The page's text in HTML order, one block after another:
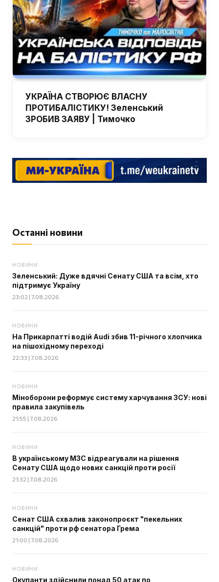
УКРАЇНА СТВОРЮЄ ВЛАСНУ
ПРОТИБАЛІСТИКУ! Зеленський
ЗРОБИВ ЗАЯВУ | Тимочко
Останні новини
НОВИНИ
Зеленський: Дуже вдячні Сенату США та всім, хто
підтримує Україну
23:02 | 7.08.2026
НОВИНИ
На Прикарпатті водій Audi збив 11-річного хлопчика
на пішохідному переході
22:33 | 7.08.2026
НОВИНИ
Міноборони реформує систему харчування ЗСУ: нові
правила закупівель
21:55 | 7.08.2026
НОВИНИ
В українському МЗС відреагували на рішення
Сенату США щодо нових санкцій проти росії
21:32 | 7.08.2026
НОВИНИ
Сенат США схвалив законопроєкт "пекельних
санкцій" проти рф сенатора Грема
21:00 | 7.08.2026
НОВИНИ
Окупанти здійснили понад 50 атак по